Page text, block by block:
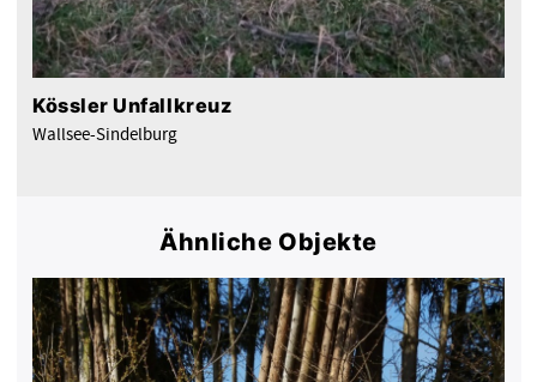
Kössler Unfallkreuz
Wallsee-Sindelburg
Ähnliche Objekte